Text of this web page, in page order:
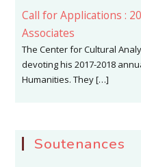
Call for Applications :
Associates
The Center for Cultural
devoting his 2017-2018
Humanities. They […]
Soutenances